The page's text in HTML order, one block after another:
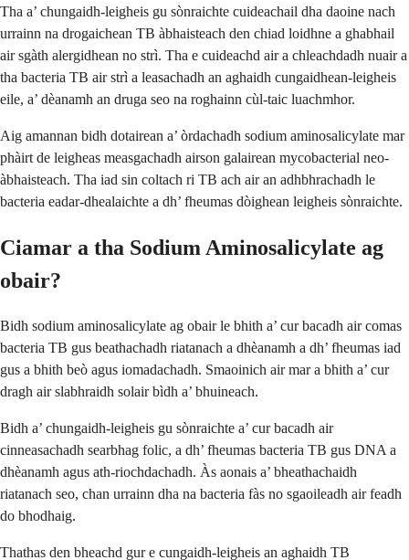
Tha a’ chungaidh-leigheis gu sònraichte cuideachail dha daoine nach
urrainn na drogaichean TB àbhaisteach den chiad loidhne a ghabhail
air sgàth alergidhean no strì. Tha e cuideachd air a chleachdadh nuair a
tha bacteria TB air strì a leasachadh an aghaidh cungaidhean-leigheis
eile, a’ dèanamh an druga seo na roghainn cùl-taic luachmhor.
Aig amannan bidh dotairean a’ òrdachadh sodium aminosalicylate mar
phàirt de leigheas measgachadh airson galairean mycobacterial neo-
àbhaisteach. Tha iad sin coltach ri TB ach air an adhbhrachadh le
bacteria eadar-dhealaichte a dh’ fheumas dòighean leigheis sònraichte.
Ciamar a tha Sodium Aminosalicylate ag
obair?
Bidh sodium aminosalicylate ag obair le bhith a’ cur bacadh air comas
bacteria TB gus beathachadh riatanach a dhèanamh a dh’ fheumas iad
gus a bhith beò agus iomadachadh. Smaoinich air mar a bhith a’ cur
dragh air slabhraidh solair bìdh a’ bhuineach.
Bidh a’ chungaidh-leigheis gu sònraichte a’ cur bacadh air
cinneasachadh searbhag folic, a dh’ fheumas bacteria TB gus DNA a
dhèanamh agus ath-riochdachadh. Às aonais a’ bheathachaidh
riatanach seo, chan urrainn dha na bacteria fàs no sgaoileadh air feadh
do bhodhaig.
Thathas den bheachd gur e cungaidh-leigheis an aghaidh TB